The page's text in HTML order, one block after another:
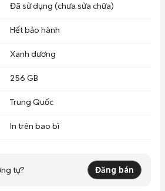
Đã sử dụng (chưa sửa chữa)
Hết bảo hành
Xanh dương
256 GB
Trung Quốc
In trên bao bì
tự? Đăng bán